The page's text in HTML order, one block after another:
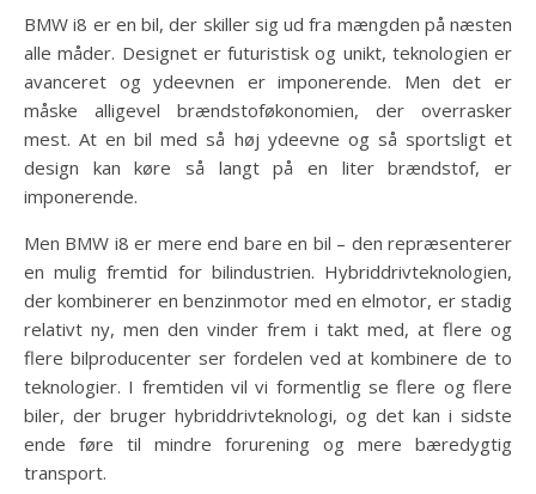
BMW i8 er en bil, der skiller sig ud fra mængden på næsten
alle måder. Designet er futuristisk og unikt, teknologien er
avanceret og ydeevnen er imponerende. Men det er
måske alligevel brændstoføkonomien, der overrasker
mest. At en bil med så høj ydeevne og så sportsligt et
design kan køre så langt på en liter brændstof, er
imponerende.
Men BMW i8 er mere end bare en bil – den repræsenterer
en mulig fremtid for bilindustrien. Hybriddrivteknologien,
der kombinerer en benzinmotor med en elmotor, er stadig
relativt ny, men den vinder frem i takt med, at flere og
flere bilproducenter ser fordelen ved at kombinere de to
teknologier. I fremtiden vil vi formentlig se flere og flere
biler, der bruger hybriddrivteknologi, og det kan i sidste
ende føre til mindre forurening og mere bæredygtig
transport.